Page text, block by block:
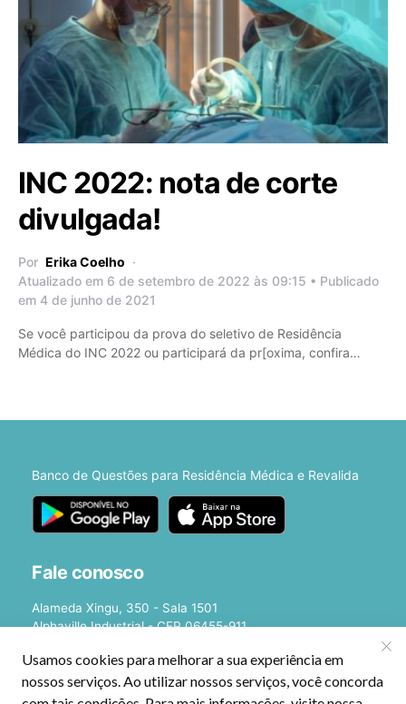
INC 2022: nota de corte
divulgada!
Por Erika Coelho
Atualizado em 6 de setembro de 2022 às 09:15 • Publicado
em 4 de junho de 2021
Se você participou da prova do seletivo de Residência
Médica do INC 2022 ou participará da pr[oxima, confira…
Banco de Questões para Residência Médica e Revalida
Fale conosco
Alameda Xingu, 350 - Sala 1501
Alphaville Industrial - CEP 06455-911
E-mail:[email protected]